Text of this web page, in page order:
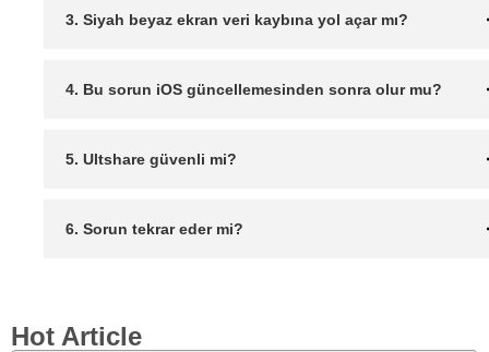
3. Siyah beyaz ekran veri kaybına yol açar mı?
4. Bu sorun iOS güncellemesinden sonra olur mu?
5. Ultshare güvenli mi?
6. Sorun tekrar eder mi?
Hot Article